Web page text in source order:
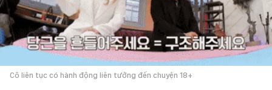
Cô liên tục có hành động liên tưởng đến chuyện 18+